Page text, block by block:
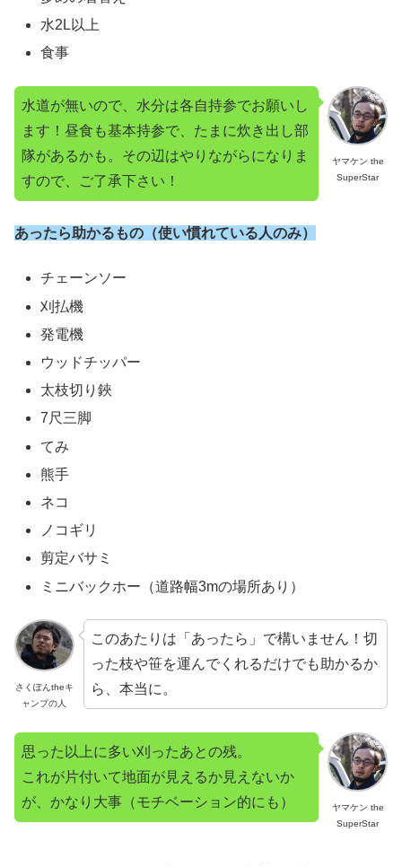
水2L以上
食事
ヤマケン the
SuperStar
水道が無いので、水分は各自持参でお願いし
ます！昼食も基本持参で、たまに炊き出し部
隊があるかも。その辺はやりながらになりま
すので、ご了承下さい！
あったら助かるもの（使い慣れている人のみ）
チェーンソー
刈払機
発電機
ウッドチッパー
太枝切り鋏
7尺三脚
てみ
熊手
ネコ
ノコギリ
剪定バサミ
ミニバックホー（道路幅3mの場所あり）
さくぽんtheキ
ャンプの人
このあたりは「あったら」で構いません！切
った枝や笹を運んでくれるだけでも助かるか
ら、本当に。
ヤマケン the
SuperStar
思った以上に多い刈ったあとの残。
これが片付いて地面が見えるか見えないか
が、かなり大事（モチベーション的にも）